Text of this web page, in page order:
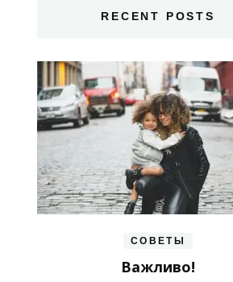
RECENT POSTS
СОВЕТЫ
Важливо!